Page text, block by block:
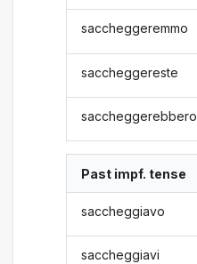
saccheggeremmo
saccheggereste
saccheggerebbero
Past impf. tense
saccheggiavo
saccheggiavi